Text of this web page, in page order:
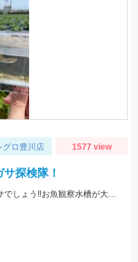
グロ豊川店 1577 view
探検隊！
釣りもいいけど水遊びといえば網でガサガサでしょう‼お魚観察水槽が大活躍♪